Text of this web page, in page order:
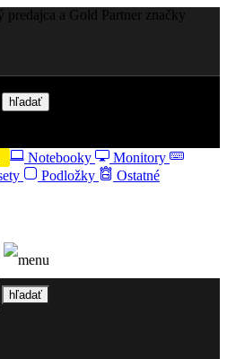
a Gold Partner značky
hľadať
Notebooky
Monitory
Podložky Ostatné
hľadať